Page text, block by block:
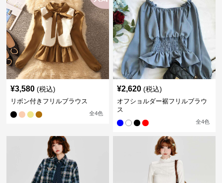
¥3,580 (税込)
リボン付きフリルブラウス
全4色
¥2,620 (税込)
オフショルダー裾フリルブラウ
ス
全4色